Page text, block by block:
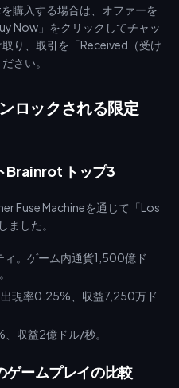
購入する場合は、オファーを
Now」をクリックしてチャッ
り、取引を「Received（受け
さい。
ロックされる限定
Brainrot トップ3
Fuse Machineを通じて「Los
した。
。ゲーム内通貨1,500億ド
出現率0.25%、収益7,250万ド
収益2億ドル/秒。
ゲームプレイの比較